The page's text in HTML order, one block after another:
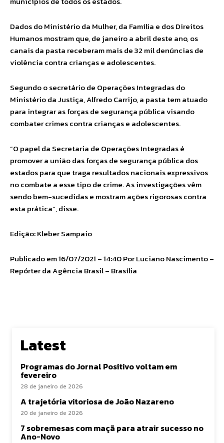
Dados do Ministério da Mulher, da Família e dos Direitos
Humanos mostram que, de janeiro a abril deste ano, os
canais da pasta receberam mais de 32 mil denúncias de
violência contra crianças e adolescentes.
Segundo o secretário de Operações Integradas do
Ministério da Justiça, Alfredo Carrijo, a pasta tem atuado
para integrar as forças de segurança pública visando
combater crimes contra crianças e adolescentes.
“O papel da Secretaria de Operações Integradas é
promover a união das forças de segurança pública dos
estados para que traga resultados nacionais expressivos
no combate a esse tipo de crime. As investigações vêm
sendo bem-sucedidas e mostram ações rigorosas contra
esta prática”, disse.
Edição: Kleber Sampaio
Publicado em 16/07/2021 – 14:40 Por Luciano Nascimento –
Repórter da Agência Brasil – Brasília
Latest
Programas do Jornal Positivo voltam em
fevereiro
28 de janeiro de 2026
A trajetória vitoriosa de João Nazareno
20 de janeiro de 2026
7 sobremesas com maçã para atrair sucesso no
Ano-Novo